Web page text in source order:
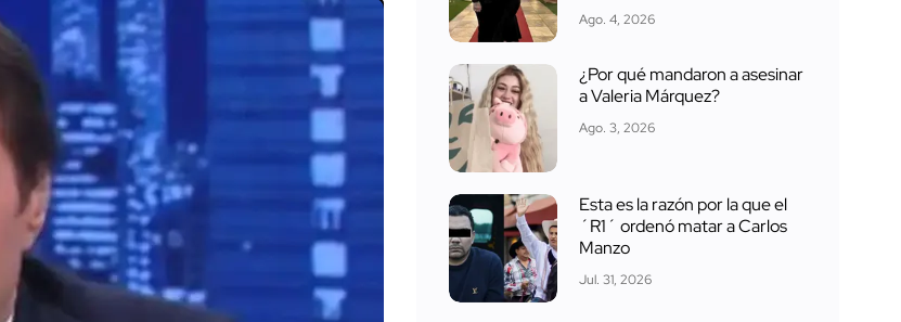
Ago. 4, 2026
¿Por qué mandaron a asesinar
a Valeria Márquez?
Ago. 3, 2026
Esta es la razón por la que el
´R1´ ordenó matar a Carlos
Manzo
Jul. 31, 2026